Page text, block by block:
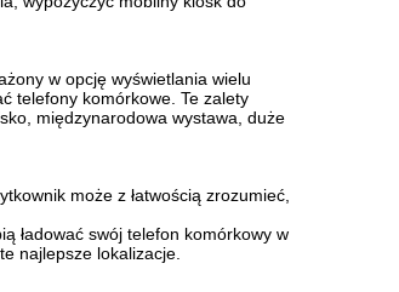
w opcję wyświetlania wielu
telefony komórkowe. Te zalety
międzynarodowa wystawa, duże
może z łatwością zrozumieć,
ładować swój telefon komórkowy w
najlepsze lokalizacje.